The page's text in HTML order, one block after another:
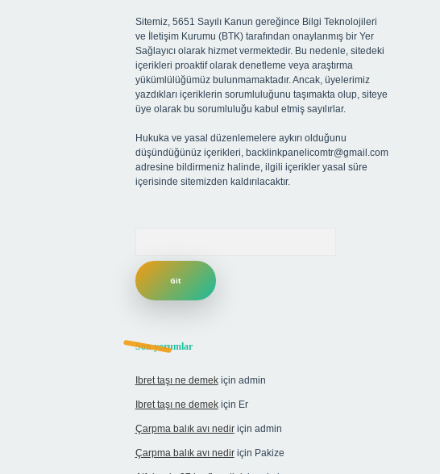
Sitemiz, 5651 Sayılı Kanun gereğince Bilgi Teknolojileri
ve İletişim Kurumu (BTK) tarafından onaylanmış bir Yer
Sağlayıcı olarak hizmet vermektedir. Bu nedenle, sitedeki
içerikleri proaktif olarak denetleme veya araştırma
yükümlülüğümüz bulunmamaktadır. Ancak, üyelerimiz
yazdıkları içeriklerin sorumluluğunu taşımakta olup, siteye
üye olarak bu sorumluluğu kabul etmiş sayılırlar.
Hukuka ve yasal düzenlemelere aykırı olduğunu
düşündüğünüz içerikleri, backlinkpanelicomtr@gmail.com
adresine bildirmeniz halinde, ilgili içerikler yasal süre
içerisinde sitemizden kaldırılacaktır.
Son yorumlar
Ibret taşı ne demekiçin admin
Ibret taşı ne demekiçin Er
Çarpma balık avı nediriçin admin
Çarpma balık avı nediriçin Pakize